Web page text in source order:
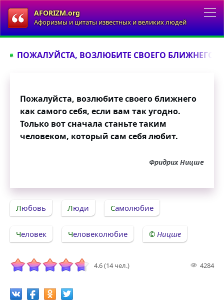
AFORIZM.org
Афоризмы и цитаты известных и великих людей
ПОЖАЛУЙСТА, ВОЗЛЮБИТЕ СВОЕГО БЛИЖНЕГО
Пожалуйста, возлюбите своего ближнего
как самого себя, если вам так угодно.
Только вот сначала станьте таким
человеком, который сам себя любит.
Фридрих Ницше
Любовь Люди Самолюбие
Человек Человеколюбие Ницше
4.6 (14 чел.) 4284